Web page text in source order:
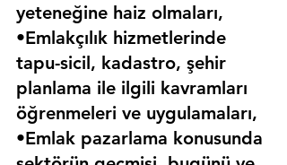
yeteneğine haiz olmaları,
•Emlakçılık hizmetlerinde
tapu-sicil, kadastro, şehir
planlama ile ilgili kavramları
öğrenmeleri ve uygulamaları,
•Emlak pazarlama konusunda